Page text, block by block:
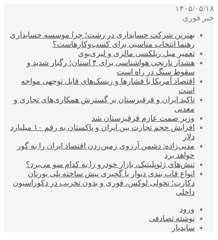
۱۴۰۵/۰۵/۱۸
خبر فوری
بهترین شرکت حسابداری در رشت؛ چرا موسسه حسابداری
رهنما انتخاب مناسبی برای کسب‌وکارهاست؟
تعمیر مبل ریلکسی مالزی و لیزی‌بوی
هشدار نارنجی هواشناسی برای ۴ استان؛ رگبار شدید و
سقوط سنگ در راه است
اقتصاد آمریکا با فشارها و ریسک‌های قابل توجهی مواجه
است
تاکید ایران و قرقیزستان بر گسترش همکاری‌های تجاری و
معدنی
وزیر صمت عازم قرقیزستان شد
افزایش حجم تجارت بین ایران و پاکستان به رقم ۱۰ میلیارد
دلار
مدنی‌زاده: دشمن آرزوی زمین‌زدن اقتصاد ایران را به گور
خواهد برد
تنش‌های ژئوپلیتیک، بازار خودرو را به کدام سو می‌برد؟
انواع قاب بندی دیوار با گچبری پیش ساخته پلی یورتان
دکارت؛ تحولی لوکس، فوری و بدون تخریب در دکوراسیون
داخلی
ورود
نوشته تصادفی
سایدبار